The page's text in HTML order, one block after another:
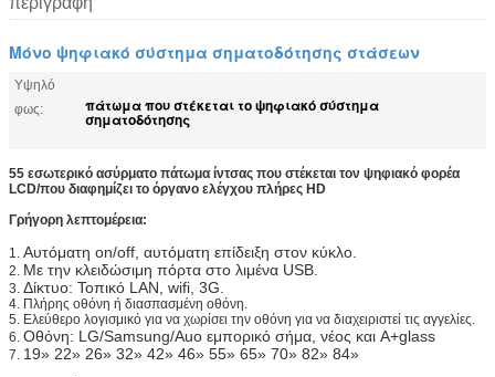
Μόνο ψηφιακό σύστημα σηματοδότησης στάσεων
Υψηλό
φως:
πάτωμα που στέκεται το ψηφιακό σύστημα
σηματοδότησης
55 εσωτερικό ασύρματο πάτωμα ίντσας που στέκεται τον ψηφιακό φορέα
LCD/που διαφημίζει το όργανο ελέγχου πλήρες HD
Γρήγορη λεπτομέρεια:
1. Αυτόματη on/off, αυτόματη επίδειξη στον κύκλο.
2. Με την κλειδώσιμη πόρτα στο λιμένα USB.
3. Δίκτυο: Τοπικό LAN, wifi, 3G.
4. Πλήρης οθόνη ή διασπασμένη οθόνη.
5. Ελεύθερο λογισμικό για να χωρίσει την οθόνη για να διαχειριστεί τις αγγελίες.
6. Οθόνη: LG/Samsung/Auo εμπορικό σήμα, νέος και A+glass
7. 19» 22» 26» 32» 42» 46» 55» 65» 70» 82» 84»